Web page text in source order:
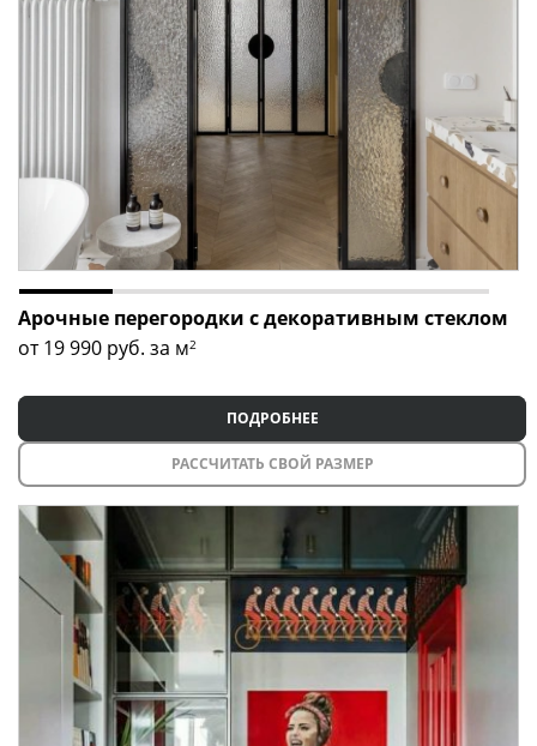
Арочные перегородки с декоративным стеклом
от 19 990 руб. за м2
ПОДРОБНЕЕ
РАССЧИТАТЬ СВОЙ РАЗМЕР